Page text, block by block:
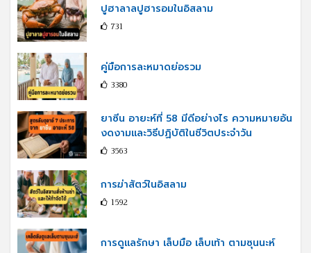
ปูฮาลาลปูฮารอมในอิสลาม
731
คู่มือการละหมาดย่อรวม
3380
ยาซีน อายะห์ที่ 58 มีดีอย่างไร ความหมายอัน
งดงามและวิธีปฏิบัติในชีวิตประจำวัน
3563
การฆ่าสัตว์ในอิสลาม
1592
การดูแลรักษา เล็บมือ เล็บเท้า ตามซุนนะห์